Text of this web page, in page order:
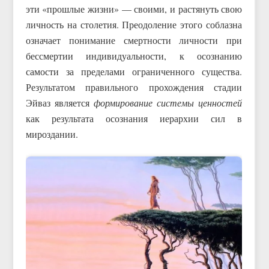
эти «прошлые жизни» — своими, и растянуть свою
личность на столетия. Преодоление этого соблазна
означает понимание смертности личности при
бессмертии индивидуальности, к осознанию
самости за пределами ограниченного существа.
Результатом правильного прохождения стадии
Эйваз является формирование системы ценностей
как результата осознания иерархии сил в
мироздании.